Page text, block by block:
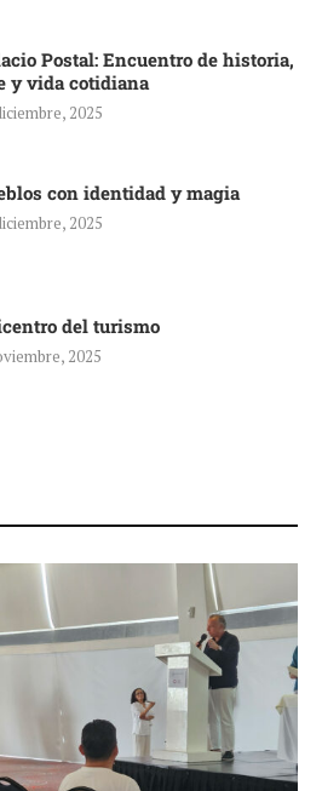
Postal: Encuentro de historia,
y vida cotidiana
2025
con identidad y magia
2025
del turismo
2025